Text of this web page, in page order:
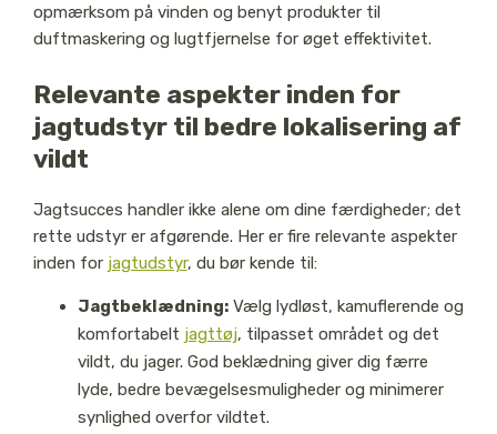
opmærksom på vinden og benyt produkter til
duftmaskering og lugtfjernelse for øget effektivitet.
Relevante aspekter inden for
jagtudstyr til bedre lokalisering af
vildt
Jagtsucces handler ikke alene om dine færdigheder; det
rette udstyr er afgørende. Her er fire relevante aspekter
inden for jagtudstyr, du bør kende til:
Jagtbeklædning:Vælg lydløst, kamuflerende og
komfortabelt jagttøj, tilpasset området og det
vildt, du jager. God beklædning giver dig færre
lyde, bedre bevægelsesmuligheder og minimerer
synlighed overfor vildtet.